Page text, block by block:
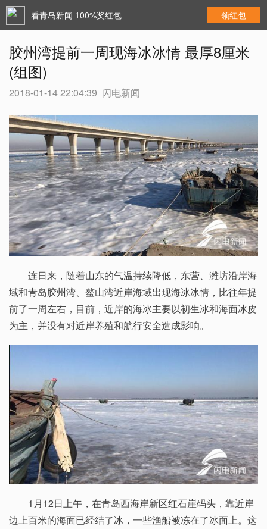
看青岛新闻 100%奖红包 领红包
胶州湾提前一周现海冰冰情 最厚8厘米
(组图)
2018-01-14 22:04:39 闪电新闻
连日来，随着山东的气温持续降低，东营、潍坊沿岸海
域和青岛胶州湾、鳌山湾近岸海域出现海冰冰情，比往年提
前了一周左右，目前，近岸的海冰主要以初生冰和海面冰皮
为主，并没有对近岸养殖和航行安全造成影响。
1月12日上午，在青岛西海岸新区红石崖码头，靠近岸
边上百米的海面已经结了冰，一些渔船被冻在了冰面上。这